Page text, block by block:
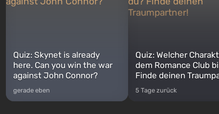
Quiz: Skynet is already
here. Can you win the war
against John Connor?
gerade eben
Quiz: Welcher
dem Romance Club
Finde deinen
5 Tage zurück